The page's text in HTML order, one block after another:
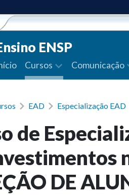
ENSP
Cursos Comunicação
EAD Especialização EAD
de
DE